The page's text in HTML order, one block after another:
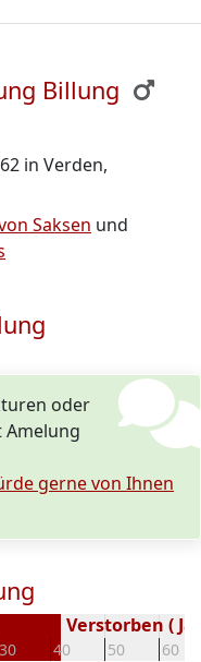
Billung
in Verden,
Saksen und
oder
Amelung
gerne von Ihnen
30 40 50 60
Verstorben (